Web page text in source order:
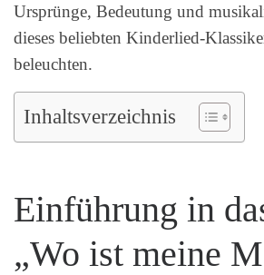
Ursprünge, Bedeutung und
dieses beliebten Kinderlied-
beleuchten.
Inhaltsverzeichnis
Einführung in
„Wo ist meine